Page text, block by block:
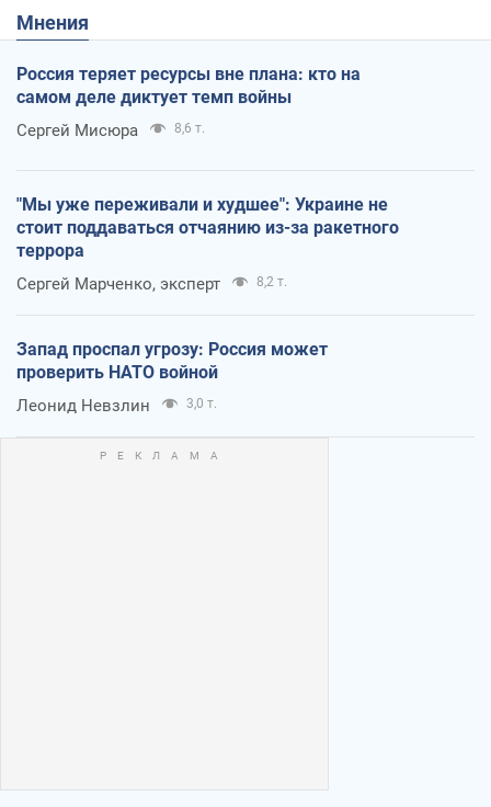
Мнения
Россия теряет ресурсы вне плана: кто на
самом деле диктует темп войны
Сергей Мисюра 8,6 т.
"Мы уже переживали и худшее": Украине не
стоит поддаваться отчаянию из-за ракетного
террора
Сергей Марченко, эксперт 8,2 т.
Запад проспал угрозу: Россия может
проверить НАТО войной
Леонид Невзлин 3,0 т.